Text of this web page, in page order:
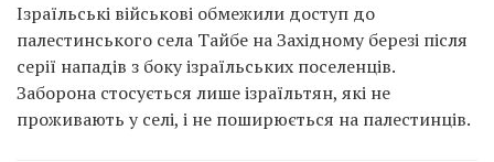
Ізраїльські військові обмежили доступ до
палестинського села Тайбе на Західному березі після
серії нападів з боку ізраїльських поселенців.
Заборона стосується лише ізраїльтян, які не
проживають у селі, і не поширюється на палестинців.